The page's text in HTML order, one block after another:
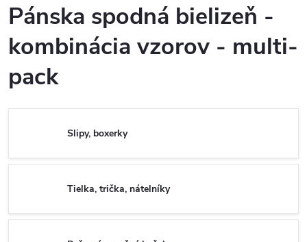
Pánska spodná bielizeň -
kombinácia vzorov - multi-
pack
Slipy, boxerky
Tielka, trička, nátelníky